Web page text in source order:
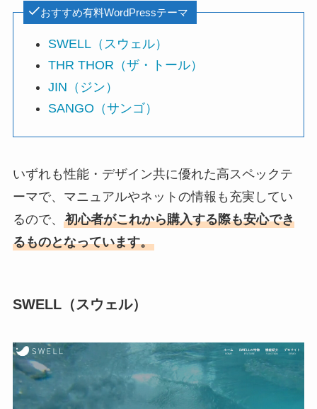
おすすめ有料WordPressテーマ
SWELL（スウェル）
THR THOR（ザ・トール）
JIN（ジン）
SANGO（サンゴ）
いずれも性能・デザイン共に優れた高スペックテ
ーマで、マニュアルやネットの情報も充実してい
るので、 初心者がこれから購入する際も安心でき
るものとなっています。
SWELL（スウェル）